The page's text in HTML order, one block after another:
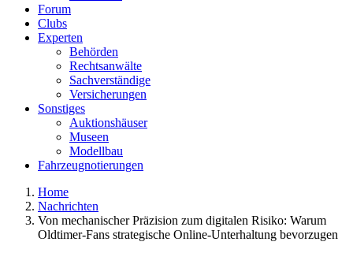
Forum
Clubs
Experten
Behörden
Rechtsanwälte
Sachverständige
Versicherungen
Sonstiges
Auktionshäuser
Museen
Modellbau
Fahrzeugnotierungen
Home
Nachrichten
Von mechanischer Präzision zum digitalen Risiko: Warum
Oldtimer-Fans strategische Online-Unterhaltung bevorzugen